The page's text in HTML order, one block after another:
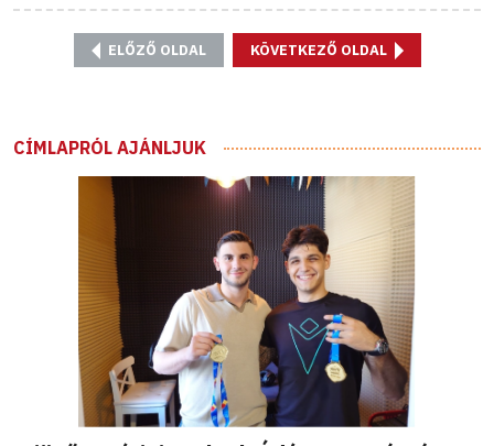
ELŐZŐ OLDAL KÖVETKEZŐ OLDAL
CÍMLAPRÓL AJÁNLJUK